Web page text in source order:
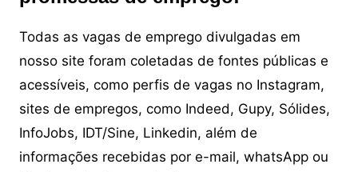
Todas as vagas de emprego divulgadas em
nosso site foram coletadas de fontes públicas e
acessíveis, como perfis de vagas no Instagram,
sites de empregos, como Indeed, Gupy, Sólides,
InfoJobs, IDT/Sine, Linkedin, além de
informações recebidas por e-mail, whatsApp ou